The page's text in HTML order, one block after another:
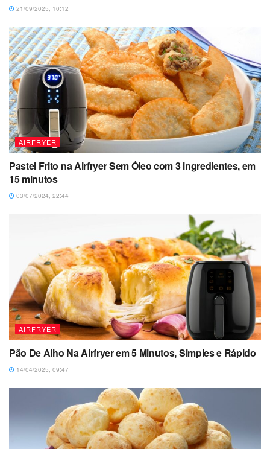
21/09/2025, 10:12
AIRFRYER
Pastel Frito na Airfryer Sem Óleo com 3 ingredientes, em
15 minutos
03/07/2024, 22:44
AIRFRYER
Pão De Alho Na Airfryer em 5 Minutos, Simples e Rápido
14/04/2025, 09:47